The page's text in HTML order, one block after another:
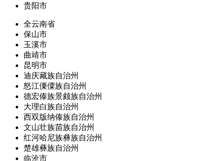
贵阳市
全云南省
保山市
玉溪市
曲靖市
昆明市
迪庆藏族自治州
怒江傈僳族自治州
德宏傣族景颇族自治州
大理白族自治州
西双版纳傣族自治州
文山壮族苗族自治州
红河哈尼族彝族自治州
楚雄彝族自治州
临沧市